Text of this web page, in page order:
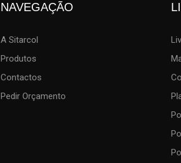
NAVEGAÇÃO
A Sitarcol
Produtos
Contactos
Pedir Orçamento